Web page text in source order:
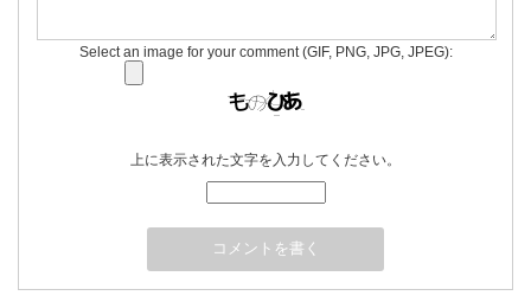
Select an image for your comment (GIF, PNG, JPG, JPEG):
上に表示された文字を入力してください。